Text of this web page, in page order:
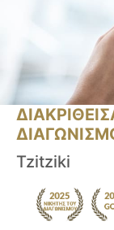
Tzitziki